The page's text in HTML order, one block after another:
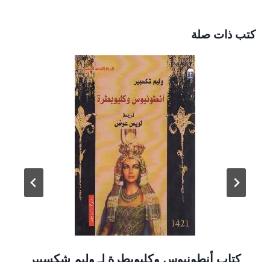
كتب ذات صلة